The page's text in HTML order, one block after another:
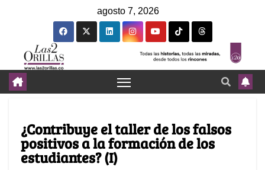
agosto 7, 2026
¿Contribuye el taller de los falsos
positivos a la formación de los
estudiantes? (I)